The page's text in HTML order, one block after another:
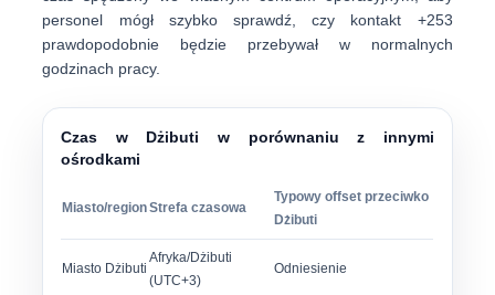
personel mógł szybko sprawdź, czy kontakt +253
prawdopodobnie będzie przebywał w normalnych
godzinach pracy.
Czas w Dżibuti w porównaniu z innymi
ośrodkami
Miasto/regionStrefa czasowa
Typowy offset przeciwko
Dżibuti
Miasto Dżibuti
Afryka/Dżibuti
(UTC+3)
Odniesienie